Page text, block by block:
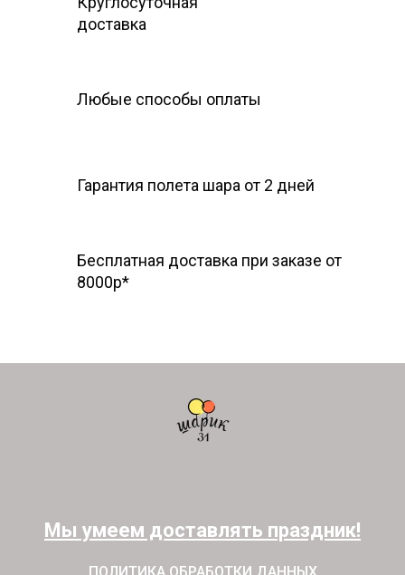
доставка
Любые способы оплаты
Гарантия полета шара от 2 дней
Бесплатная доставка при заказе от
8000р*
Мы умеем доставлять праздник!